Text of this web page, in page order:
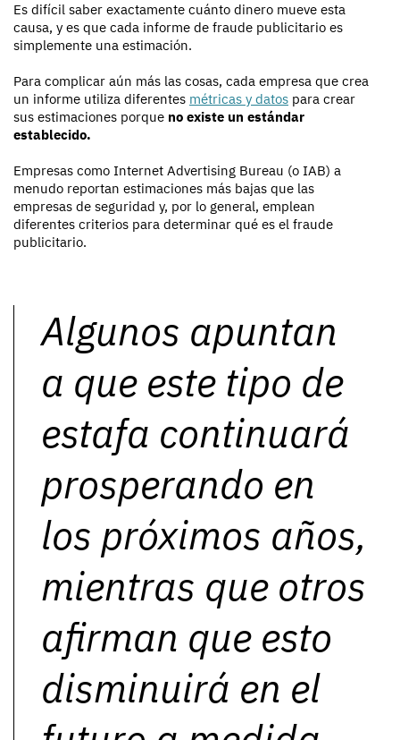
Es difícil saber exactamente cuánto dinero mueve esta
causa, y es que cada informe de fraude publicitario es
simplemente una estimación.
Para complicar aún más las cosas, cada empresa que crea
un informe utiliza diferentes métricas y datos para crear
sus estimaciones porque no existe un estándar
establecido.
Empresas como Internet Advertising Bureau (o IAB) a
menudo reportan estimaciones más bajas que las
empresas de seguridad y, por lo general, emplean
diferentes criterios para determinar qué es el fraude
publicitario.
Algunos apuntan
a que este tipo de
estafa continuará
prosperando en
los próximos años,
mientras que otros
afirman que esto
disminuirá en el